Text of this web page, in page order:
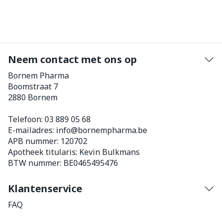
Neem contact met ons op
Bornem Pharma
Boomstraat 7
2880 Bornem
Telefoon: 03 889 05 68
E-mailadres: info@bornempharma.be
APB nummer: 120702
Apotheek titularis: Kevin Bulkmans
BTW nummer: BE0465495476
Klantenservice
FAQ